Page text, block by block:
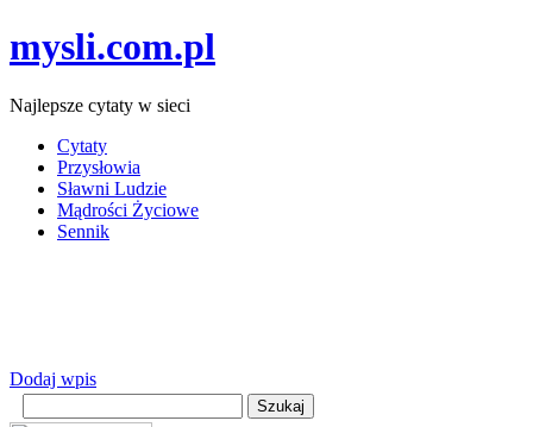
mysli.com.pl
Najlepsze cytaty w sieci
Cytaty
Przysłowia
Sławni Ludzie
Mądrości Życiowe
Sennik
Dodaj wpis